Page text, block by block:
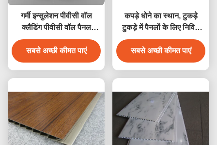
गर्मी इन्सुलेशन पीवीसी वॉल
क्लैडिंग पीवीसी वॉल पैनल
पीवीसी सीलिंग पैनल उच्च
गुणवत्ता
सबसे अच्छी कीमत पाएं
कपड़े धोने का स्थान, टुकड़े
टुकड़े में पैनलों के लिए निविड़
अंधकार प्लास्टिक पीवीसी दीवार
Cladding पैनलों
सबसे अच्छी कीमत पाएं